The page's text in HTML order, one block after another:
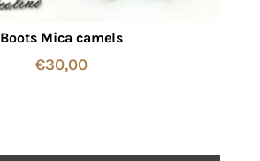
Boots Mica camels
€30,00